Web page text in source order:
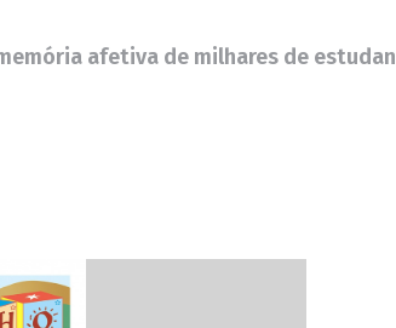
afetiva de milhares de